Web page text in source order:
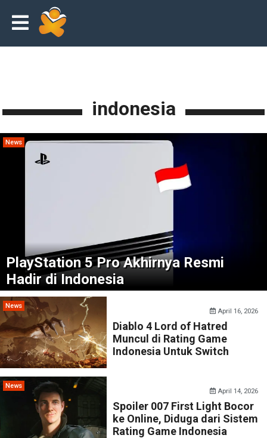
indonesia
News
PlayStation 5 Pro Akhirnya Resmi
Hadir di Indonesia
News
April 16, 2026
Diablo 4 Lord of Hatred
Muncul di Rating Game
Indonesia Untuk Switch
News
April 14, 2026
Spoiler 007 First Light Bocor
ke Online, Diduga dari Sistem
Rating Game Indonesia